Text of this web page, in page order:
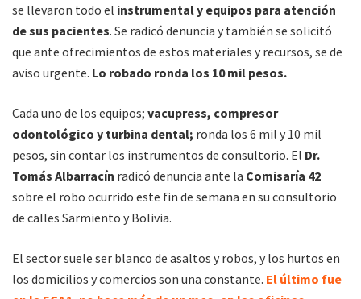
se llevaron todo el instrumental y equipos para atención
de sus pacientes. Se radicó denuncia y también se solicitó
que ante ofrecimientos de estos materiales y recursos, se de
aviso urgente. Lo robado ronda los 10 mil pesos.
Cada uno de los equipos; vacupress, compresor
odontológico y turbina dental; ronda los 6 mil y 10 mil
pesos, sin contar los instrumentos de consultorio. El Dr.
Tomás Albarracín radicó denuncia ante la Comisaría 42
sobre el robo ocurrido este fin de semana en su consultorio
de calles Sarmiento y Bolivia.
El sector suele ser blanco de asaltos y robos, y los hurtos en
los domicilios y comercios son una constante. El último fue